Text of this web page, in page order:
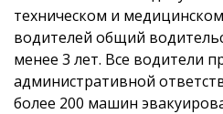
техническом и
водителей общий
менее 3 лет. Все водители
административной
более 200 машин